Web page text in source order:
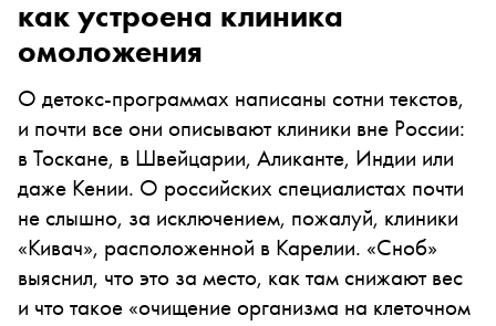
как устроена клиника
омоложения
О детокс-программах написаны сотни текстов,
и почти все они описывают клиники вне России:
в Тоскане, в Швейцарии, Аликанте, Индии или
даже Кении. О российских специалистах почти
не слышно, за исключением, пожалуй, клиники
«Кивач», расположенной в Карелии. «Сноб»
выяснил, что это за место, как там снижают вес
и что такое «очищение организма на клеточном